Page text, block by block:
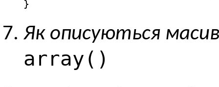
}
Як описуються
array()